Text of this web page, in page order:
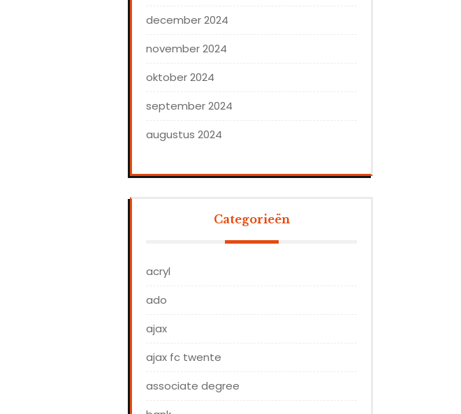
december 2024
november 2024
oktober 2024
september 2024
augustus 2024
Categorieën
acryl
ado
ajax
ajax fc twente
associate degree